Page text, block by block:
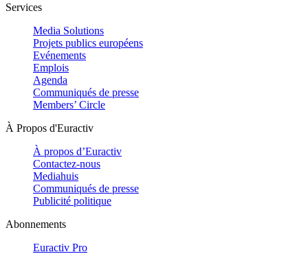
Services
Media Solutions
Projets publics européens
Evénements
Emplois
Agenda
Communiqués de presse
Members’ Circle
À Propos d'Euractiv
À propos d’Euractiv
Contactez-nous
Mediahuis
Communiqués de presse
Publicité politique
Abonnements
Euractiv Pro